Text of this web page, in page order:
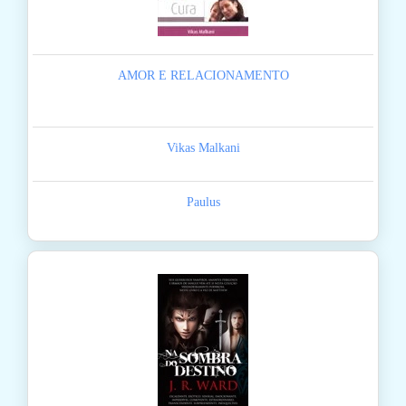
AMOR E RELACIONAMENTO
Vikas Malkani
Paulus